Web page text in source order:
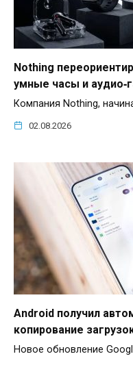
Nothing
умные часы и
Компания Nothing,
02.08.2026
Android получил
копирование
Новое обновление